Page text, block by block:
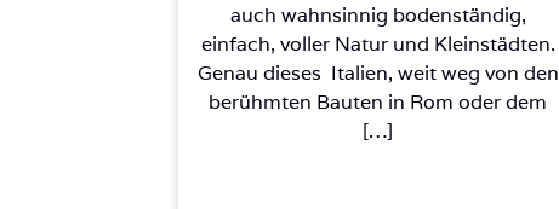
auch wahnsinnig bodenständig,
einfach, voller Natur und Kleinstädten.
Genau dieses Italien, weit weg von den
berühmten Bauten in Rom oder dem
[…]